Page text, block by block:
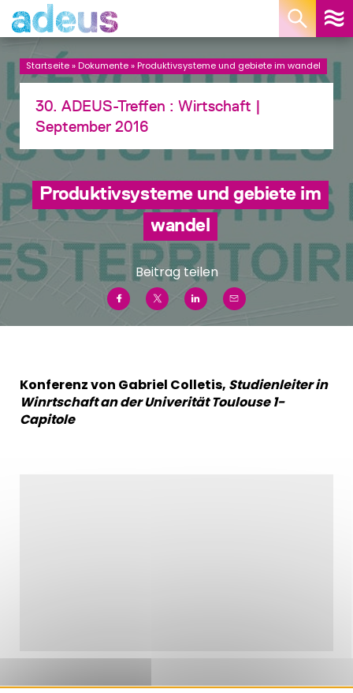
Startseite»Dokumente»Produktivsysteme und gebiete im wandel
30. ADEUS-Treffen : Wirtschaft |
September 2016
Produktivsysteme und gebiete im
wandel
Beitrag teilen
Konferenz von Gabriel Colletis, Studienleiter in
Winrtschaft an der Univerität Toulouse 1-
Capitole
Cookie-Einstellungen